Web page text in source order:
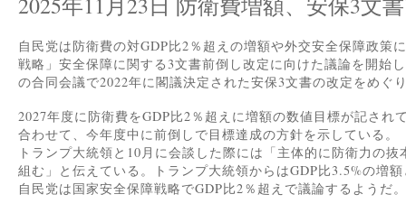
自民党は防衛費の対GDP比2％超えの増額や外交安全保障政策
戦略」安全保障に関する3文書前倒し改定に向けた議論を開始
の合同会議で2022年に閣議決定された安保3文書の改定をめぐ
2027年度に防衛費をGDP比2％超えに増額の数値目標が記され
合わせて、今年度中に前倒しで目標達成の方針を示している。
トランプ大統領と10月に会談した際には「主体的に防衛力の
組む」と伝えている。トランプ大統領からはGDP比3.5%の増
自民党は国家安全保障戦略でGDP比2％超えで議論するようだ。